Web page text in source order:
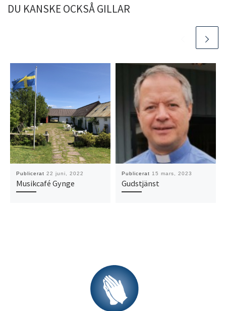
DU KANSKE OCKSÅ GILLAR
Publicerat 22 juni, 2022
Musikcafé Gynge
Publicerat 15 mars, 2023
Gudstjänst